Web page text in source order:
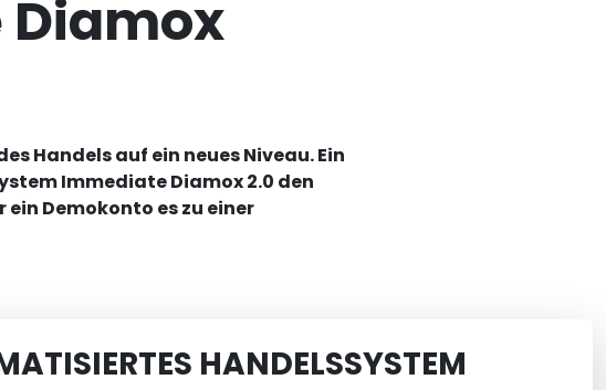
Handels auf ein neues Niveau. Ein
Immediate Diamox 2.0 den
Demokonto es zu einer
HANDELSSYSTEM